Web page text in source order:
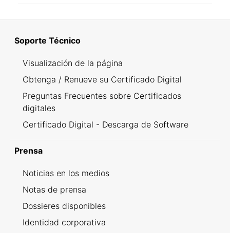
Soporte Técnico
Visualización de la página
Obtenga / Renueve su Certificado Digital
Preguntas Frecuentes sobre Certificados
digitales
Certificado Digital - Descarga de Software
Prensa
Noticias en los medios
Notas de prensa
Dossieres disponibles
Identidad corporativa